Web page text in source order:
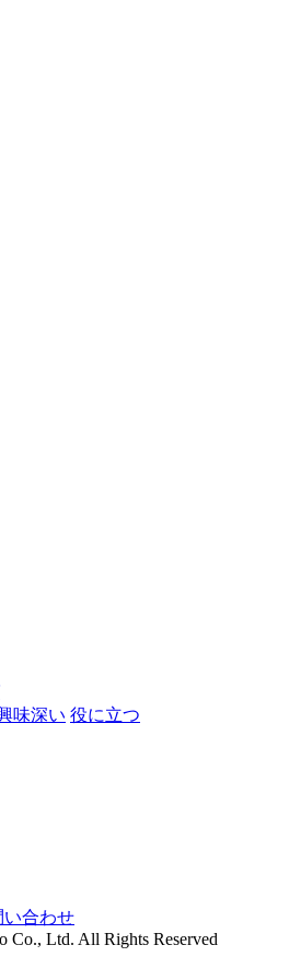
味深い 役に立つ
い合わせ
Co., Ltd. All Rights Reserved